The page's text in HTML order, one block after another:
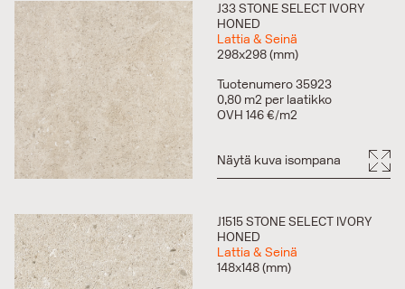
J33 STONE SELECT IVORY
HONED
Lattia & Seinä
298x298 (mm)
Tuotenumero 35923
0,80 m2 per laatikko
OVH 146 €/m2
Näytä kuva isompana
J1515 STONE SELECT IVORY
HONED
Lattia & Seinä
148x148 (mm)